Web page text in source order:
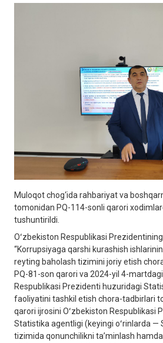
Muloqot chog‘ida rahbariyat va
tomonidan PQ-114-sonli qarori
tushuntirildi.
Oʻzbekiston Respublikasi
“Korrupsiyaga qarshi kurashish
reyting baholash tizimini joriy etish
PQ-81-son qarori va 2024-yil 4-
Respublikasi Prezidenti huzuridagi
faoliyatini tashkil etish chora-tadbirlari
qarori ijrosini Oʻzbekiston Respublikasi
Statistika agentligi (keyingi oʻrinlarda —
tizimida qonunchilikni taʼminlash